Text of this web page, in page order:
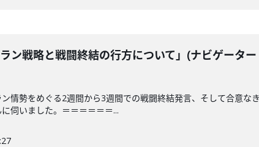
ラン戦略と戦闘終結の行方について」(ナビゲータ
情勢をめぐる2週間から3週間での戦闘終結発言、そして合意
伺いました。＝＝＝＝＝＝...